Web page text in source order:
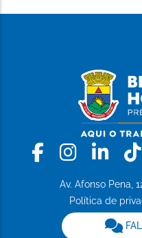
Facebook
Av. Afonso Pena,
Política de